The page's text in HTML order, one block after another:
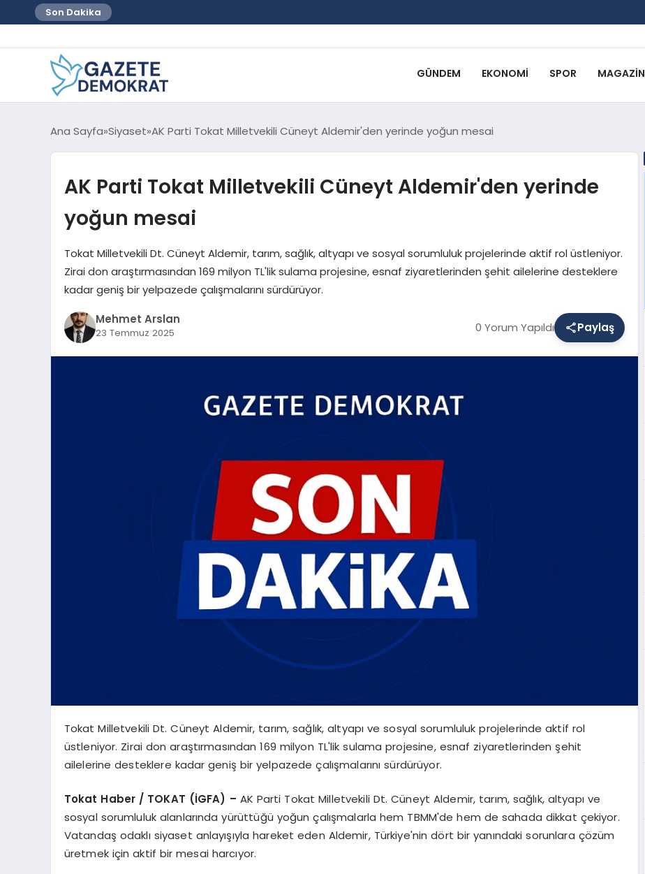
Son Dakika
GÜNDEM EKONOMI SPOR MAGAZIN
Ana Sayfa Siyaset AK Parti Tokat Milletvekili Cüneyt Aldemir'den yerinde yoğun mesai
AK Parti Tokat Milletvekili Cüneyt Aldemir'den yerinde
yoğun mesai
Tokat Milletvekili Dt. Cüneyt Aldemir, tarım, sağlık, altyapı ve sosyal sorumluluk projelerinde aktif rol üstleniyor.
Zirai don araştırmasından 169 milyon TL'lik sulama projesine, esnaf ziyaretlerinden şehit ailelerine desteklere
kadar geniş bir yelpazede çalışmalarını sürdürüyor.
Mehmet Arslan
23 Temmuz 2025 0 Yorum Yapıldı Paylaş
Tokat Milletvekili Dt. Cüneyt Aldemir, tarım, sağlık, altyapı ve sosyal sorumluluk projelerinde aktif rol
üstleniyor. Zirai don araştırmasından 169 milyon TL'lik sulama projesine, esnaf ziyaretlerinden şehit
ailelerine desteklere kadar geniş bir yelpazede çalışmalarını sürdürüyor.
Tokat Haber / TOKAT (İGFA) – AK Parti Tokat Milletvekili Dt. Cüneyt Aldemir, tarım, sağlık, altyapı ve
sosyal sorumluluk alanlarında yürüttüğü yoğun çalışmalarla hem TBMM'de hem de sahada dikkat çekiyor.
Vatandaş odaklı siyaset anlayışıyla hareket eden Aldemir, Türkiye'nin dört bir yanındaki sorunlara çözüm
üretmek için aktif bir mesai harcıyor.